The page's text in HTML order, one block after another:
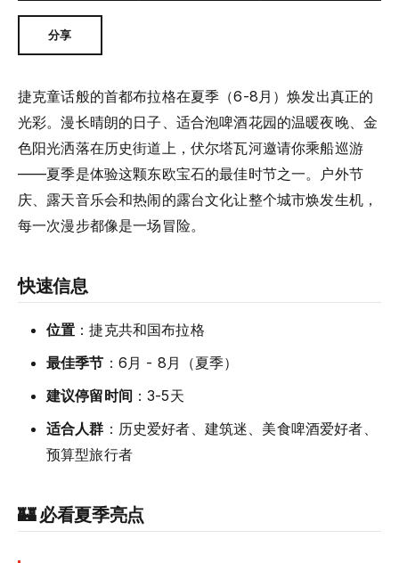
分享
捷克童话般的首都布拉格在夏季（6-8月）焕发出真正的
光彩。漫长晴朗的日子、适合泡啤酒花园的温暖夜晚、金
色阳光洒落在历史街道上，伏尔塔瓦河邀请你乘船巡游
——夏季是体验这颗东欧宝石的最佳时节之一。户外节
庆、露天音乐会和热闹的露台文化让整个城市焕发生机，
每一次漫步都像是一场冒险。
快速信息
位置 ：捷克共和国布拉格
最佳季节 ：6月 - 8月（夏季）
建议停留时间 ：3-5天
适合人群 ：历史爱好者、建筑迷、美食啤酒爱好者、
预算型旅行者
🏰 必看夏季亮点